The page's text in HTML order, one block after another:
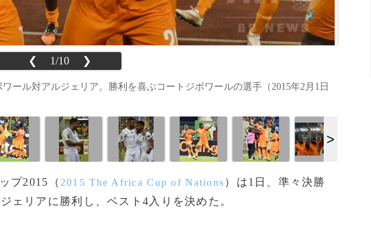
❮ 1/10 ❯
ール対アルジェリア。勝利を喜ぶコートジボワールの選手（2015年2月1日
プ2015（ 2015 The Africa Cup of Nations）は1日、準々決勝
ェリアに勝利し、ベスト4入りを決めた。